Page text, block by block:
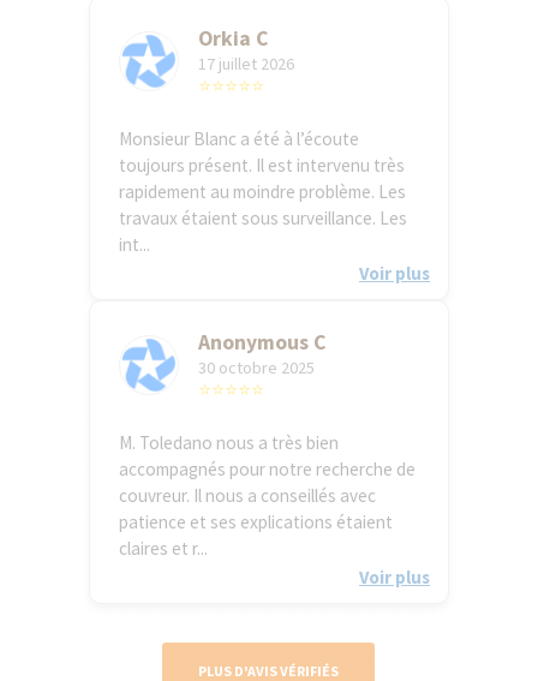
Orkia C
17 juillet 2026
⭐⭐⭐⭐⭐
Monsieur Blanc a été à l’écoute
toujours présent. Il est intervenu très
rapidement au moindre problème. Les
travaux étaient sous surveillance. Les
int...
Voir plus
Anonymous C
30 octobre 2025
⭐⭐⭐⭐⭐
M. Toledano nous a très bien
accompagnés pour notre recherche de
couvreur. Il nous a conseillés avec
patience et ses explications étaient
claires et r...
Voir plus
PLUS D'AVIS VÉRIFIÉS